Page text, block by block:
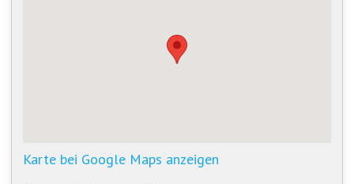
Karte bei Google Maps anzeigen